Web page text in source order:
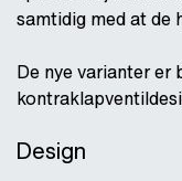
samtidig med at de
De nye varianter er
Design